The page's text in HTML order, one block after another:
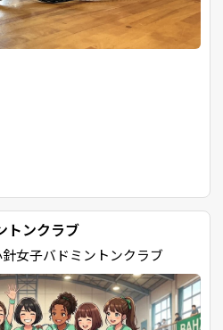
トンクラブ
女子バドミントンクラブ